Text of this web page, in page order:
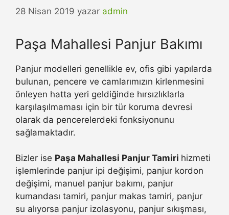
28 Nisan 2019 yazar admin
Paşa Mahallesi Panjur Bakımı
Panjur modelleri genellikle ev, ofis gibi yapılarda
bulunan, pencere ve camlarımızın kirlenmesini
önleyen hatta yeri geldiğinde hırsızlıklarla
karşılaşılmaması için bir tür koruma devresi
olarak da pencerelerdeki fonksiyonunu
sağlamaktadır.
Bizler ise Paşa Mahallesi Panjur Tamiri hizmeti
işlemlerinde panjur ipi değişimi, panjur kordon
değişimi, manuel panjur bakımı, panjur
kumandası tamiri, panjur makas tamiri, panjur
su alıyorsa panjur izolasyonu, panjur sıkışması,